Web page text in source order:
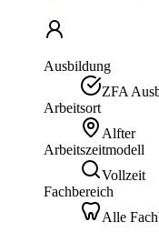
Ausbildung
ZFA
Arbeitsort
Alfter
Arbeitszeitmodell
Vollzeit
Fachbereich
Alle